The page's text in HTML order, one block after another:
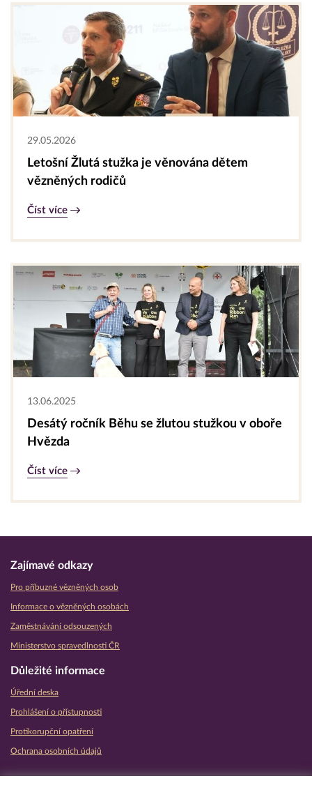
29.05.2026
Letošní Žlutá stužka je věnována dětem
vězněných rodičů
Číst více
13.06.2025
Desátý ročník Běhu se žlutou stužkou v oboře
Hvězda
Číst více
Zajímavé odkazy
Pro příbuzné vězněných osob
Informace o vězněných osobách
Zaměstnávání odsouzených
Ministerstvo spravedlnosti ČR
Důležité informace
Úřední deska
Prohlášení o přístupnosti
Protikorupční opatření
Ochrana osobních údajů